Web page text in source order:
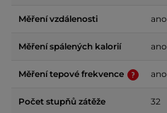
Měření vzdálenosti ano
Měření spálených kalorií ano
Měření tepové frekvence ano
Počet stupňů zátěže 32